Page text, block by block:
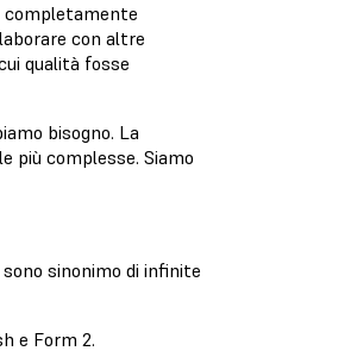
completamente
con altre
qualità fosse
bisogno. La
più complesse. Siamo
sinonimo di infinite